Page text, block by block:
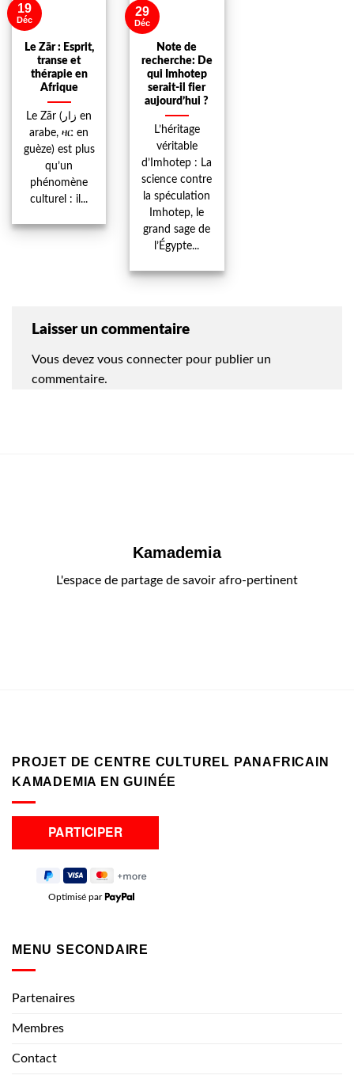
Le Zār : Esprit,
transe et
thérapie en
Afrique
Le Zār (زار en
arabe, ዛር en
guèze) est plus
qu’un
phénomène
culturel : il...
19
Déc
Note de
recherche: De
qui Imhotep
serait-il fier
aujourd’hui ?
L’héritage
véritable
d’Imhotep : La
science contre
la spéculation
Imhotep, le
grand sage de
l’Égypte...
29
Déc
Laisser un commentaire
Vous devez vous connecter pour publier un
commentaire.
Kamademia
L'espace de partage de savoir afro-pertinent
PROJET DE CENTRE CULTUREL PANAFRICAIN
KAMADEMIA EN GUINÉE
Optimisé par
MENU SECONDAIRE
Partenaires
Membres
Contact